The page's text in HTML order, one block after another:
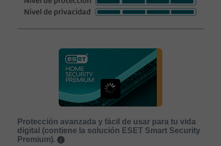
Protección avanzada y fácil de usar para tu vida
digital (contiene la solución ESET Smart Security
Premium).